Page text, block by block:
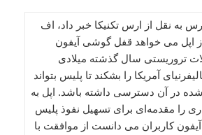
به نقل از ارس تکنیکا خبر داد، اف
اپل می خواهد قفل گوشی آیفون
تروریستی سال گذشته میلادی
آمریکا را بشکند تا پلیس بتواند
شده در آن دسترسی داشته باشد. اپل به
را مقدمه‌ای برای تسهیل نفوذ پلیس
کاربران می دانست از موافقت با